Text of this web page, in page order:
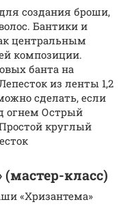
создания броши,
Бантики и
центральным
композиции.
банта на
из ленты 1,2
сделать, если
огнем Острый
круглый
класс)
«Хризантема»